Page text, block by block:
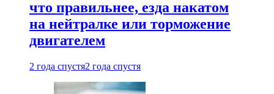
что правильнее, езда накатом
на нейтралке или торможение
двигателем
2 года спустя2 года спустя